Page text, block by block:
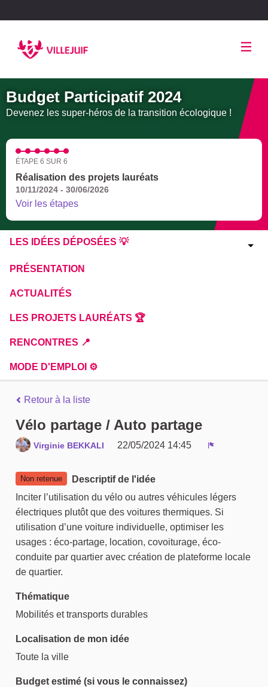
Budget Participatif 2024
Devenez les super-héros de la transition écologique !
ÉTAPE 6 SUR 6
Réalisation des projets lauréats
10/11/2024 - 30/06/2026
Voir les étapes
LES IDÉES DÉPOSÉES 💡
PRÉSENTATION
ACTUALITÉS
LES PROJETS LAURÉATS 🏆
RENCONTRES 📍
MODE D'EMPLOI ⚙️
Retour à la liste
Vélo partage / Auto partage
Virginie BEKKALI
22/05/2024 14:45
Non retenue
Descriptif de l'idée
Inciter l’utilisation du vélo ou autres véhicules légers
électriques plutôt que des voitures thermiques. Si
utilisation d’une voiture individuelle, optimiser les
usages : éco-partage, location, covoiturage, éco-
conduite par quartier avec création de plateforme locale
de quartier.
Thématique
Mobilités et transports durables
Localisation de mon idée
Toute la ville
Budget estimé (si vous le connaissez)